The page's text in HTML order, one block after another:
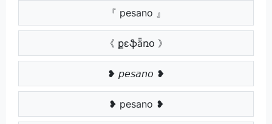
『 pesano 』
《 քɛֆǟռօ 》
❥ 𝘱𝘦𝘴𝘢𝘯𝘰 ❥
❥ pesano ❥